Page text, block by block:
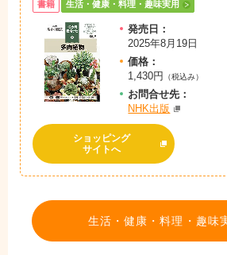
書籍 生活・健康・料理・趣味実用
発売日：
2025年8月19日
価格：
1,430円
（税込み）
お問合せ先：
NHK出版
ショッピング
サイトへ
生活・健康・料理・趣味